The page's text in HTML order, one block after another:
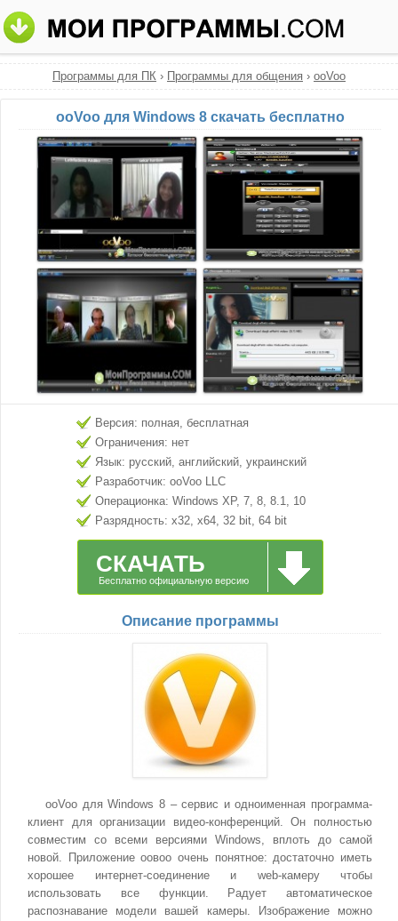
Программы для ПК › Программы для общения › ooVoo
ooVoo для Windows 8 скачать бесплатно
Версия: полная, бесплатная
Ограничения: нет
Язык: русский, английский, украинский
Разработчик: ooVoo LLC
Операционка: Windows XP, 7, 8, 8.1, 10
Разрядность: x32, x64, 32 bit, 64 bit
СКАЧАТЬ
Бесплатно официальную версию
Описание программы
ooVoo для Windows 8 – сервис и одноименная программа-
клиент для организации видео-конференций. Он полностью
совместим со всеми версиями Windows, вплоть до самой
новой. Приложение оовоо очень понятное: достаточно иметь
хорошее интернет-соединение и web-камеру чтобы
использовать все функции. Радует автоматическое
распознавание модели вашей камеры. Изображение можно